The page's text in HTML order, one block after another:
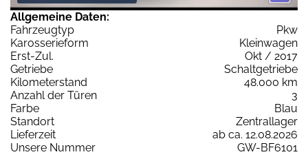
Allgemeine Daten:
Fahrzeugtyp
Pkw
Karosserieform
Kleinwagen
Erst-Zul.
Okt / 2017
Getriebe
Schaltgetriebe
Kilometerstand
48.000 km
Anzahl der Türen
3
Farbe
Blau
Standort
Zentrallager
Lieferzeit
ab ca. 12.08.2026
Unsere Nummer
GW-BF6101